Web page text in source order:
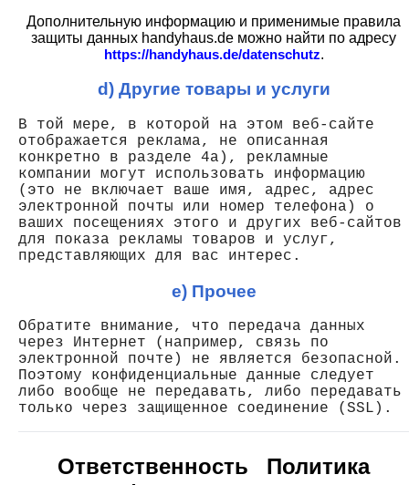
Дополнительную информацию и применимые правила
защиты данных handyhaus.de можно найти по адресу
https://handyhaus.de/datenschutz.
d) Другие товары и услуги
В той мере, в которой на этом веб-сайте
отображается реклама, не описанная
конкретно в разделе 4a), рекламные
компании могут использовать информацию
(это не включает ваше имя, адрес, адрес
электронной почты или номер телефона) о
ваших посещениях этого и других веб-сайтов
для показа рекламы товаров и услуг,
представляющих для вас интерес.
e) Прочее
Обратите внимание, что передача данных
через Интернет (например, связь по
электронной почте) не является безопасной.
Поэтому конфиденциальные данные следует
либо вообще не передавать, либо передавать
только через защищенное соединение (SSL).
Ответственность
Политика